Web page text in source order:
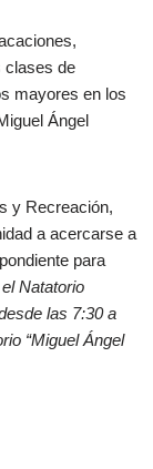
clases de
mayores en los
Ángel
y Recreación,
a acercarse a
para
el Natatorio
las 7:30 a
“Miguel Ángel